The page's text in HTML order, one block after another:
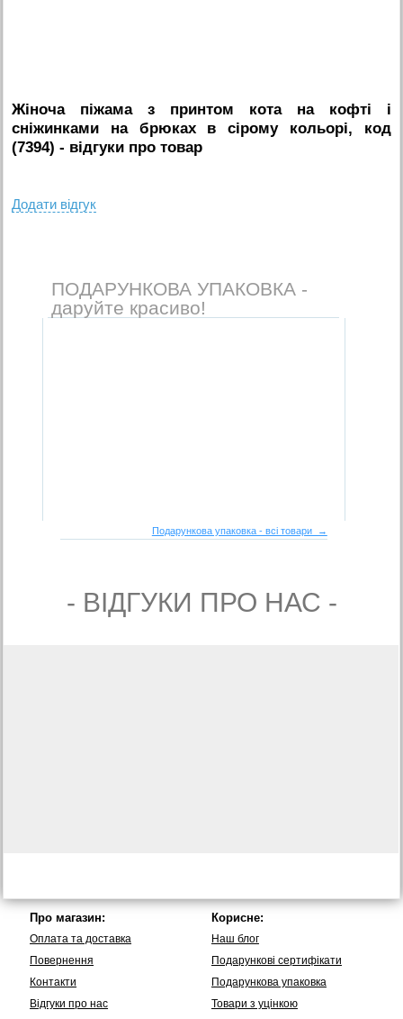
Жіноча піжама з принтом кота на кофті і
сніжинками на брюках в сірому кольорі, код
(7394) - вiдгуки про товар
Додати вiдгук
ПОДАРУНКОВА УПАКОВКА -
даруйте красиво!
Подарункова упаковка - всі товари →
- ВIДГУКИ ПРО НАС -
Про магазин:
Оплата та доставка
Повернення
Контакти
Вiдгуки про нас
Корисне:
Наш блог
Подарункові сертифікати
Подарункова упаковка
Товари з уцінкою